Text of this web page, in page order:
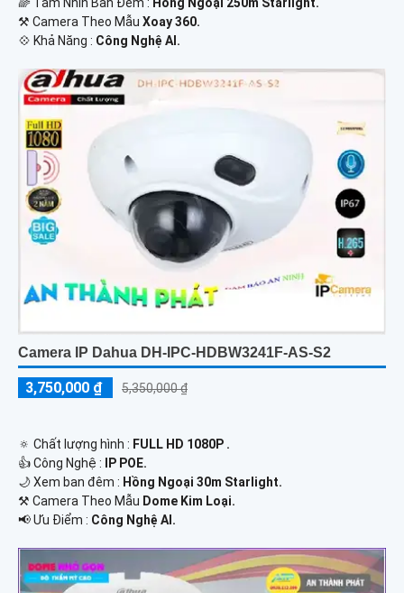
⚒ Camera Theo Mẫu Xoay 360.
️💠 Khả Năng : Công Nghệ AI.
Camera IP Dahua DH-IPC-HDBW3241F-AS-S2
3,750,000 ₫ 5,350,000 ₫
🔅 Chất lượng hình : FULL HD 1080P .
👍 Công Nghệ : IP POE.
🌙 Xem ban đêm : Hồng Ngoại 30m Starlight.
⚒ Camera Theo Mẫu Dome Kim Loại.
️📢 Ưu Điểm : Công Nghệ AI.